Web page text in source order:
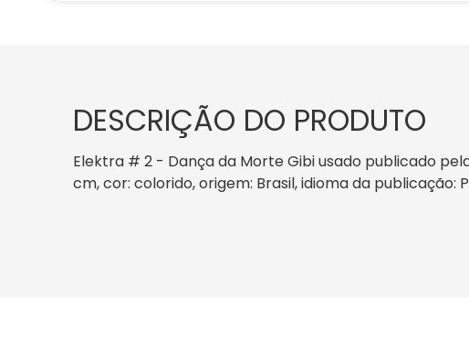
DESCRIÇÃO DO PRODUTO
Elektra # 2 - Dança da Morte Gibi usado publicado
cm, cor: colorido, origem: Brasil, idioma da publicação: